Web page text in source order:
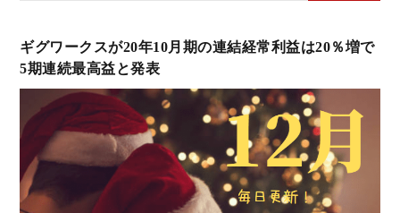
ギグワークスが20年10月期の連結経常利益は20％増で
5期連続最高益と発表